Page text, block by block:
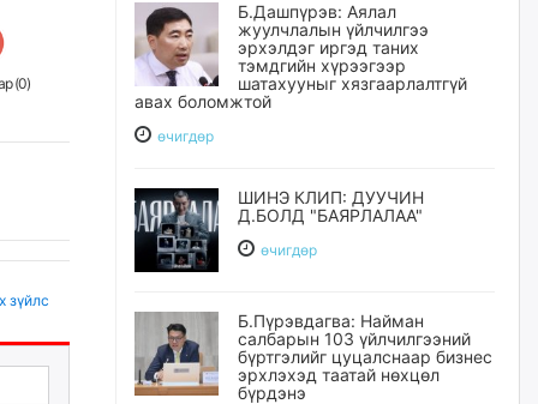
(0)
зүйлс
Б.Дашпүрэв: Аялал
жуулчлалын үйлчилгээ
эрхэлдэг иргэд таних
тэмдгийн хүрээгээр
шатахууныг хязгаарлалтгүй
авах боломжтой
өчигдѳр
ШИНЭ КЛИП: ДУУЧИН
Д.БОЛД "БАЯРЛАЛАА"
өчигдѳр
Б.Пүрэвдагва: Найман
салбарын 103 үйлчилгээний
бүртгэлийг цуцалснаар бизнес
эрхлэхэд таатай нөхцөл
бүрдэнэ